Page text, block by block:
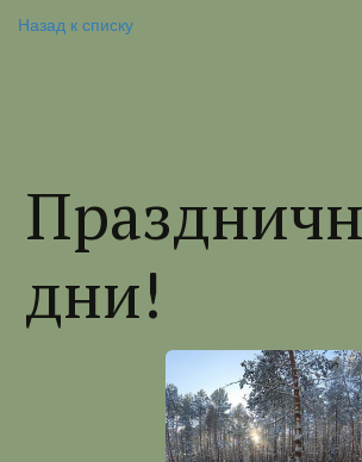
Назад к списку
дни!